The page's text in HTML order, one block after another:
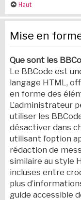
Haut
Mise en
Que sont les
Le BBCode est
langage HTML,
en forme des
L’administrateur
utiliser les
désactiver dans
utilisant l’option
rédaction de
similaire au style
incluses entre
plus
guide accessible